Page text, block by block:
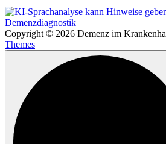
Copyright © 2026 Demenz im
Themes